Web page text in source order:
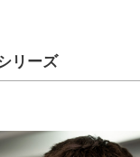
リーズ